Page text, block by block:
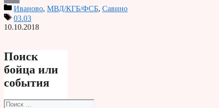
PrintИваново, МВД/КГБ/ФСБ, Савино
03.03
10.10.2018
Поиск
бойца или
события
Поиск: